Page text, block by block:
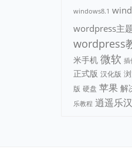
windows8.1
wordpress主
wordpress
米手机 微软 插
正式版 汉化版
版 硬盘 苹果 解
乐教程 逍遥乐